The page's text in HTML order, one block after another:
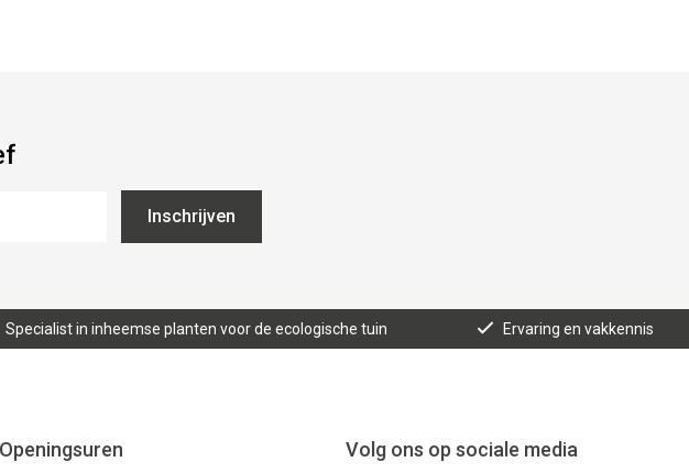
Inschrijven
Specialist in inheemse planten voor de ecologische tuin Ervaring en vakkennis
Openingsuren Volg ons op sociale media